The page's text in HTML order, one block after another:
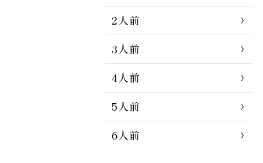
2人前
3人前
4人前
5人前
6人前